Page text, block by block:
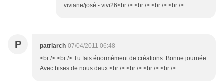
viviane/josé - vivi26<br /> <br /> <br /> <br />
P patriarch 07/04/2011 06:48
<br /> <br /> Tu fais énormément de créations. Bonne journée.
Avec bises de nous deux.<br /> <br /> <br /> <br />